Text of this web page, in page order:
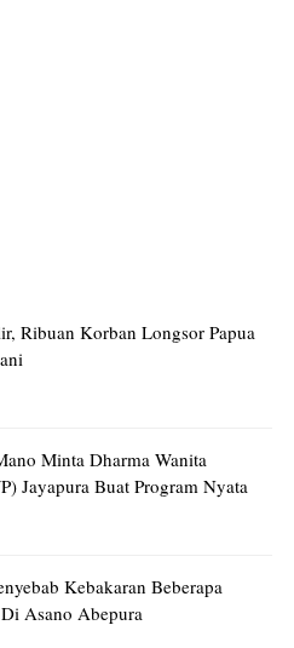
Ribuan Korban Longsor Papua
Minta Dharma Wanita
Jayapura Buat Program Nyata
Kebakaran Beberapa
Asano Abepura